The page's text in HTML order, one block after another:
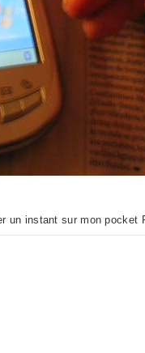
un instant sur mon pocket